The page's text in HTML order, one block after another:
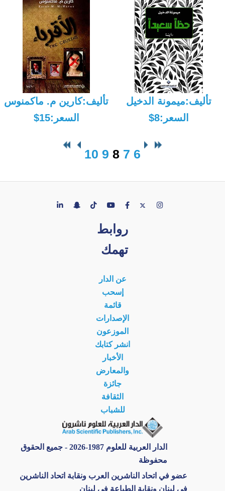
تأليف:ميمونة الدخيل
السعر:8$
تأليف:كارين م. ماكمنوس
السعر:15$
6
7
8
9
10
روابط
تهمك
عن الدار
إسحب
قائمة
الإصدارات
الموزعون
انشر كتابك
الأخبار
والمعارض
جائزة
الثقافة
للشباب
الدار العربية للعلوم 1987-2026 - جميع الحقوق
محفوظة
عضو في اتحاد الناشرين العرب ونقابة اتحاد الناشرين
في لبنان ونقابة الطباعة في لبنان